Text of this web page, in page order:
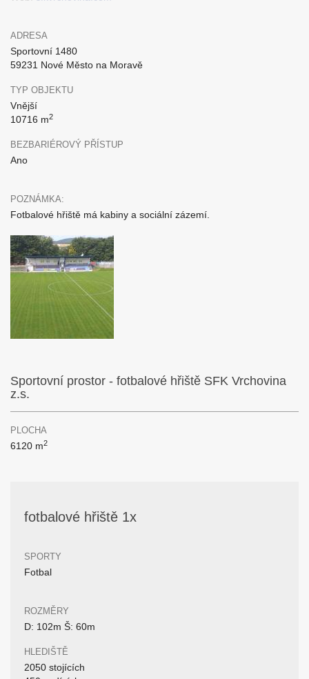
ADRESA
Sportovní 1480
59231 Nové Město na Moravě
TYP OBJEKTU
Vnější
10716 m2
BEZBARIÉROVÝ PŘÍSTUP
Ano
POZNÁMKA:
Fotbalové hřiště má kabiny a sociální zázemí.
Sportovní prostor - fotbalové hřiště SFK Vrchovina
z.s.
PLOCHA
6120 m2
fotbalové hřiště 1x
SPORTY
Fotbal
ROZMĚRY
D: 102m Š: 60m
HLEDIŠTĚ
2050 stojících